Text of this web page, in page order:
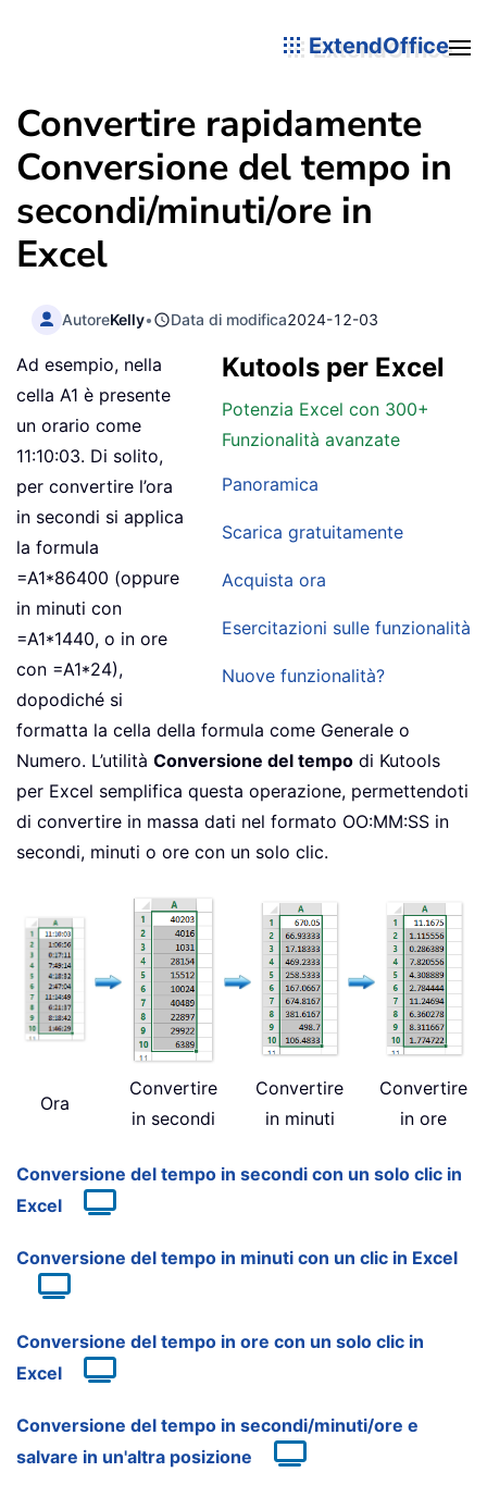
ExtendOffice
Convertire rapidamente
Conversione del tempo in
secondi/minuti/ore in
Excel
AutoreKelly• Data di modifica2024-12-03
Kutools per Excel
Potenzia Excel con 300+
Funzionalità avanzate
Panoramica
Scarica gratuitamente
Acquista ora
Esercitazioni sulle funzionalità
Nuove funzionalità?
Ad esempio, nella
cella A1 è presente
un orario come
11:10:03. Di solito,
per convertire l’ora
in secondi si applica
la formula
=A1*86400 (oppure
in minuti con
=A1*1440, o in ore
con =A1*24),
dopodiché si
formatta la cella della formula come Generale o
Numero. L’utilità Conversione del tempo di Kutools
per Excel semplifica questa operazione, permettendoti
di convertire in massa dati nel formato OO:MM:SS in
secondi, minuti o ore con un solo clic.
Ora
Convertire
in secondi
Convertire
in minuti
Convertire
in ore
Conversione del tempo in secondi con un solo clic in
Excel
Conversione del tempo in minuti con un clic in Excel
Conversione del tempo in ore con un solo clic in
Excel
Conversione del tempo in secondi/minuti/ore e
salvare in un'altra posizione